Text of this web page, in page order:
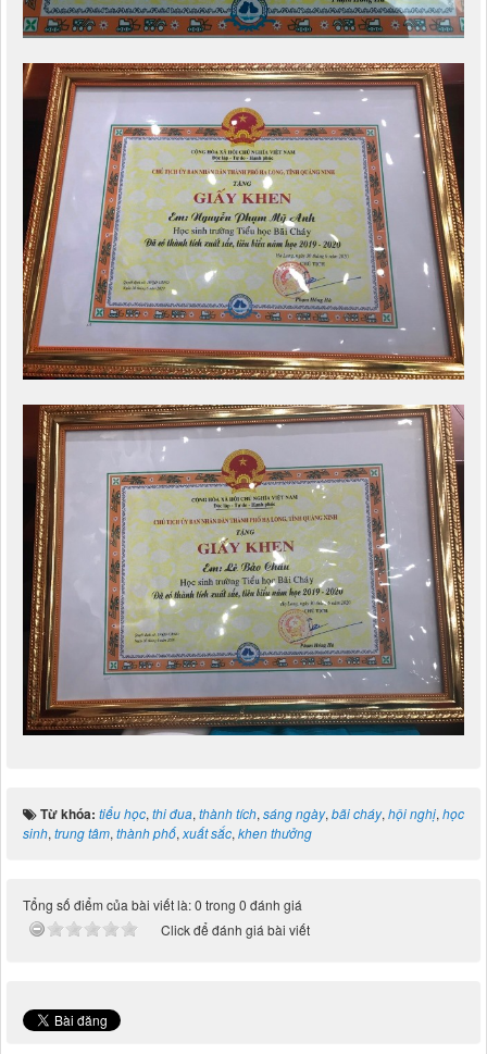
Từ khóa: tiểu học, thi đua, thành tích, sáng ngày, bãi cháy, hội nghị, học
sinh, trung tâm, thành phố, xuất sắc, khen thưởng
Tổng số điểm của bài viết là: 0 trong 0 đánh giá
Click để đánh giá bài viết